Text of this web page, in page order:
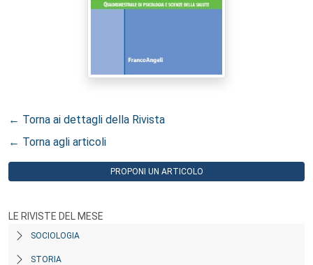
← Torna ai dettagli della Rivista
← Torna agli articoli
PROPONI UN ARTICOLO
LE RIVISTE DEL MESE
SOCIOLOGIA
STORIA